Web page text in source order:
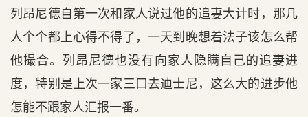
列昂尼德自第一次和家人说过他的追妻大计时，那几
人个个都上心得不得了，一天到晚想着法子该怎么帮
他撮合。列昂尼德也没有向家人隐瞒自己的追妻进
度，特别是上次一家三口去迪士尼，这么大的进步他
怎能不跟家人汇报一番。